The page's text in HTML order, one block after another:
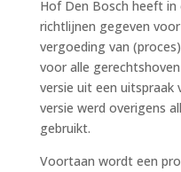
Hof Den Bosch heeft
richtlijnen gegeven
vergoeding van
voor alle
versie uit een uitspraak
versie werd overigens
gebruikt.
Voortaan wordt een